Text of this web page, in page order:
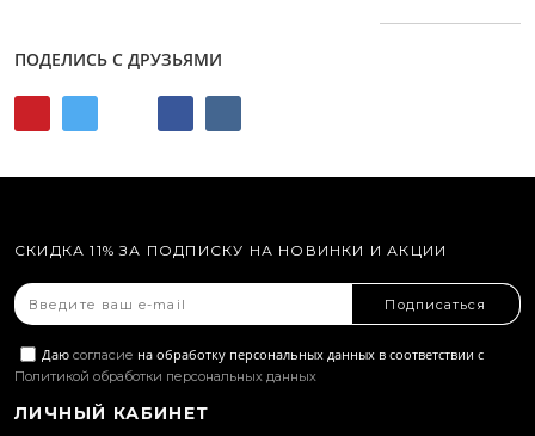
ПОДЕЛИСЬ С ДРУЗЬЯМИ
СКИДКА 11% ЗА ПОДПИСКУ НА НОВИНКИ И АКЦИИ
Подписаться
Даю согласие на обработку персональных данных в соответствии с
Политикой обработки персональных данных
ЛИЧНЫЙ КАБИНЕТ